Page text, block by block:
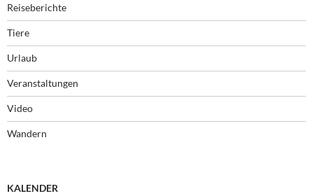
Reiseberichte
Tiere
Urlaub
Veranstaltungen
Video
Wandern
KALENDER